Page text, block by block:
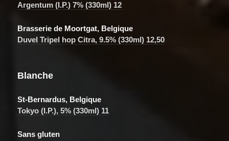
Argentum (I.P.) 7% (330ml) 12
Brasserie de Moortgat, Belgique
Duvel Tripel hop Citra, 9.5% (330ml) 12,50
Blanche
St-Bernardus, Belgique
Tokyo (I.P.), 5% (330ml) 11
Sans gluten